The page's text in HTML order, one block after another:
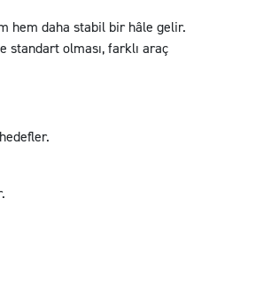
hem daha stabil bir hâle gelir.
standart olması, farklı araç